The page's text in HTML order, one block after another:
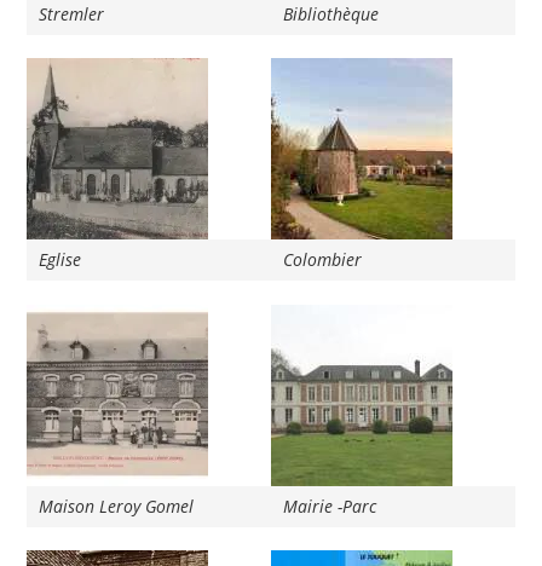
Stremler Bibliothèque
Eglise Colombier
Maison Leroy Gomel Mairie -Parc